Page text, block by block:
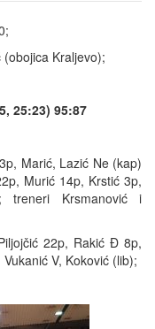
Kraljevo);
25:23) 95:87
Marić, Lazić Ne (kap)
Murić 14p, Krstić 3p,
treneri Krsmanović i
22p, Rakić Đ 8p,
V, Koković (lib);